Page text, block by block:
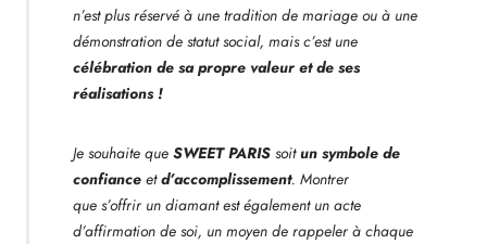
n’est plus réservé à une tradition de mariage ou à une
démonstration de statut social, mais c’est une
célébration de sa propre valeur et de ses
réalisations !
Je souhaite que SWEET PARIS soitun symbole de
confiance etd’accomplissement. Montrer
que s’offrir un diamant est également un acte
d’affirmation de soi, un moyen de rappeler à chaque